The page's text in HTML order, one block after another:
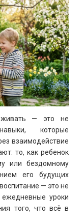
— это не
которые
взаимодействие
то, как ребенок
или бездомному
его будущих
— это не
уроки
того, что всё в